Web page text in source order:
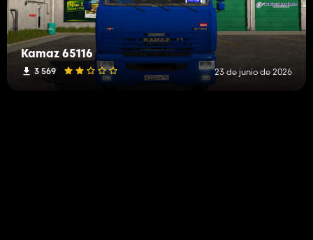
Kamaz 65116
3 569 23 de junio de 2026